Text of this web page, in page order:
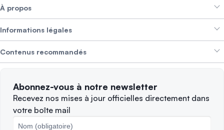
Crypto Bundles
Gagner des revenus
Alpha Deals
Aide et support
Brand kit
À propos
À propos de SwissBorg
Offres d’emploi NOUS RECRUTONS
Informations légales
Politique de confidentialité
Plaintes
Politique des cookies
Contenus recommandés
Quand vendre ?
Principales blockchains
Abonnez-vous à notre newsletter
Recevez nos mises à jour officielles directement dans
votre boîte mail